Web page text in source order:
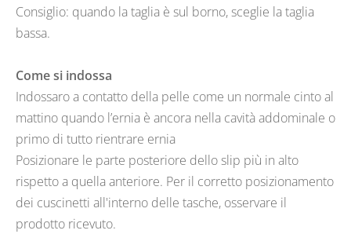
Consiglio: quando la taglia è sul borno, sceglie la taglia
bassa.
Come si indossa
Indossaro a contatto della pelle come un normale cinto al
mattino quando l’ernia è ancora nella cavità addominale o
primo di tutto rientrare ernia
Posizionare le parte posteriore dello slip più in alto
rispetto a quella anteriore. Per il corretto posizionamento
dei cuscinetti all'interno delle tasche, osservare il
prodotto ricevuto.